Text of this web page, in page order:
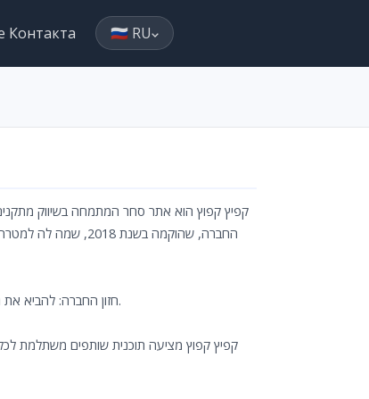
Контакта 🇷🇺 RU
קפיץ קפוץ הוא אתר סחר המתמחה בשיווק
חזון החברה: להביא את המוצר הטוב ביותר במחיר ההגון ביותר עם השירות הטוב ביותר בישראל בתחום הצעצועים.
קפיץ קפוץ מציעה תוכנית שותפים משתלמת